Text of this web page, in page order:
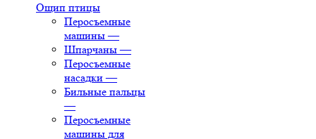
Ощип птицы
Перосъемные
машины —
Шпарчаны —
Перосъемные
насадки —
Бильные пальцы
—
Перосъемные
машины для